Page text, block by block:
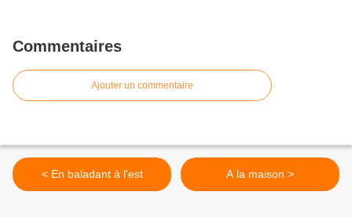
Commentaires
Ajouter un commentaire
< En baladant à l'est A la maison >